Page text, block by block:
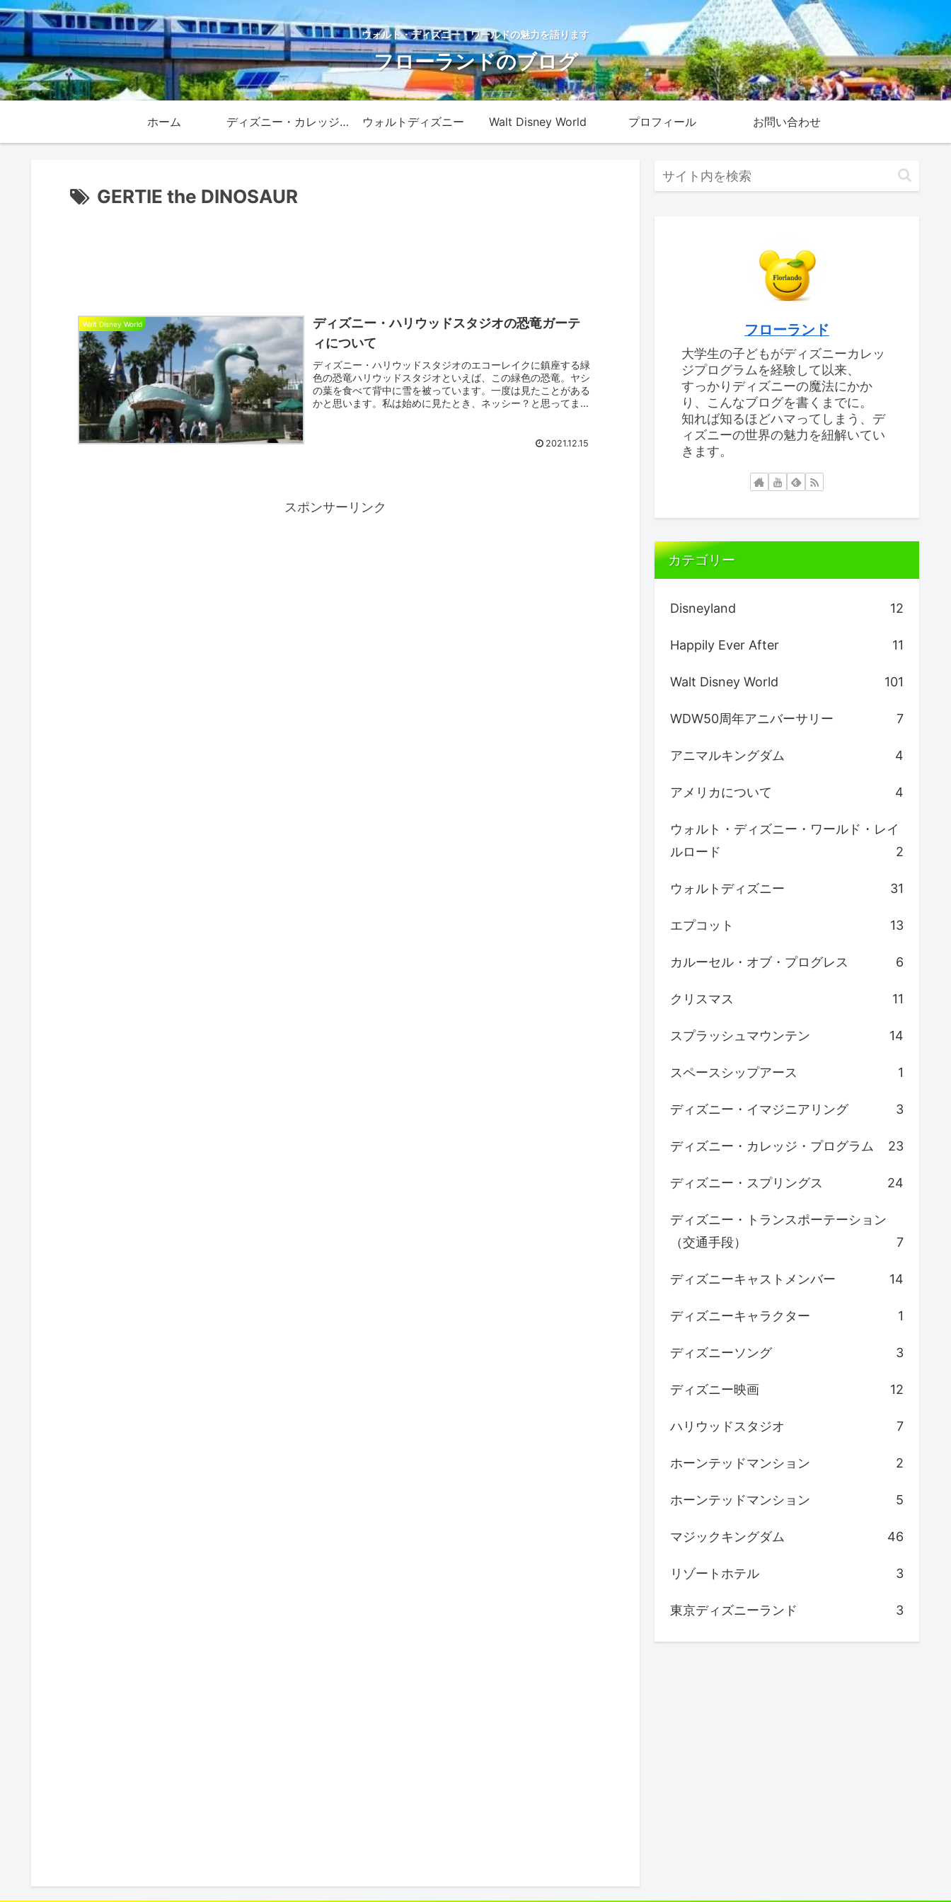
ウォルト・ディズニー・ワールドの魅力を語ります
フローランドのブログ
ホーム ディズニー・カレッジ・プログラム ウォルトディズニー Walt Disney World プロフィール お問い合わせ
GERTIE the DINOSAUR
Walt Disney World
ディズニー・ハリウッドスタジオの恐竜ガーテ
ィについて
ディズニー・ハリウッドスタジオのエコーレイクに鎮座する緑
色の恐竜ハリウッドスタジオといえば、この緑色の恐竜。ヤシ
の葉を食べて背中に雪を被っています。一度は見たことがある
かと思います。私は始めに見たとき、ネッシー？と思ってまし
2021.12.15
スポンサーリンク
フローランド
大学生の子どもがディズニーカレッ
ジプログラムを経験して以来、
すっかりディズニーの魔法にかか
り、こんなブログを書くまでに。
知れば知るほどハマってしまう、デ
ィズニーの世界の魅力を紐解いてい
きます。
カテゴリー
Disneyland 12
Happily Ever After 11
Walt Disney World 101
WDW50周年アニバーサリー 7
アニマルキングダム 4
アメリカについて 4
ウォルト・ディズニー・ワールド・レイ
ルロード
2
ウォルトディズニー 31
エプコット 13
カルーセル・オブ・プログレス 6
クリスマス 11
スプラッシュマウンテン 14
スペースシップアース 1
ディズニー・イマジニアリング 3
ディズニー・カレッジ・プログラム 23
ディズニー・スプリングス 24
ディズニー・トランスポーテーション
（交通手段）
7
ディズニーキャストメンバー 14
ディズニーキャラクター 1
ディズニーソング 3
ディズニー映画 12
ハリウッドスタジオ 7
ホーンテッドマンション 2
ホーンテッドマンション 5
マジックキングダム 46
リゾートホテル 3
東京ディズニーランド 3